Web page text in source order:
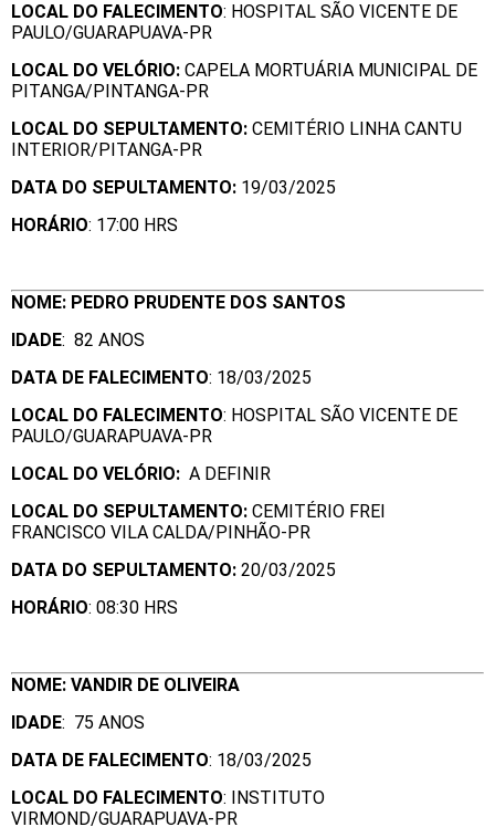
LOCAL DO FALECIMENTO: HOSPITAL SÃO VICENTE DE
PAULO/GUARAPUAVA-PR
LOCAL DO VELÓRIO: CAPELA MORTUÁRIA MUNICIPAL DE
PITANGA/PINTANGA-PR
LOCAL DO SEPULTAMENTO: CEMITÉRIO LINHA CANTU
INTERIOR/PITANGA-PR
DATA DO SEPULTAMENTO: 19/03/2025
HORÁRIO: 17:00 HRS
NOME: PEDRO PRUDENTE DOS SANTOS
IDADE: 82 ANOS
DATA DE FALECIMENTO: 18/03/2025
LOCAL DO FALECIMENTO: HOSPITAL SÃO VICENTE DE
PAULO/GUARAPUAVA-PR
LOCAL DO VELÓRIO: A DEFINIR
LOCAL DO SEPULTAMENTO: CEMITÉRIO FREI
FRANCISCO VILA CALDA/PINHÃO-PR
DATA DO SEPULTAMENTO: 20/03/2025
HORÁRIO: 08:30 HRS
NOME: VANDIR DE OLIVEIRA
IDADE: 75 ANOS
DATA DE FALECIMENTO: 18/03/2025
LOCAL DO FALECIMENTO: INSTITUTO
VIRMOND/GUARAPUAVA-PR